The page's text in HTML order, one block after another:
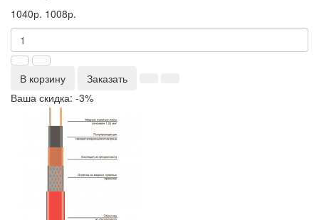
1040р. 1008р.
В корзину
Заказать
Ваша скидка: -3%